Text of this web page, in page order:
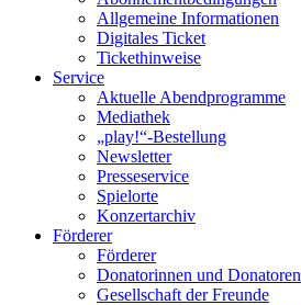
Allgemeine Informationen
Digitales Ticket
Ticket­hinweise
Service
Aktuelle Abendprogramme
Mediathek
„play!“-Bestellung
Newsletter
Presseservice
Spielorte
Konzertarchiv
Förderer
Förderer
Donatorinnen und Donatoren
Gesellschaft der Freunde